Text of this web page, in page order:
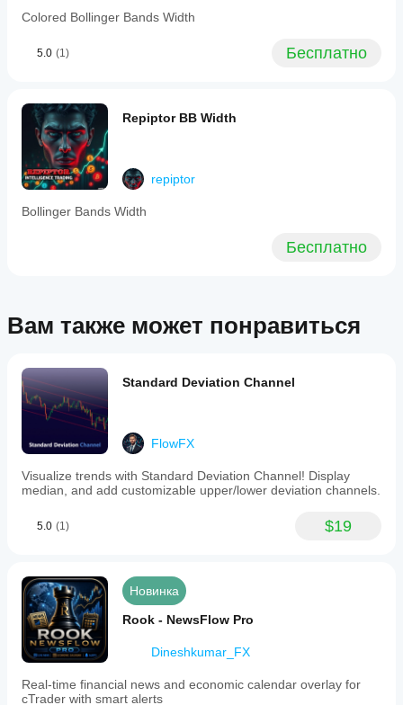
Colored Bollinger Bands Width
5.0 (1) Бесплатно
Repiptor BB Width
repiptor
Bollinger Bands Width
Бесплатно
Вам также может понравиться
Standard Deviation Channel
FlowFX
Visualize trends with Standard Deviation Channel! Display
median, and add customizable upper/lower deviation channels.
5.0 (1) $19
Новинка
Rook - NewsFlow Pro
Dineshkumar_FX
Real-time financial news and economic calendar overlay for
cTrader with smart alerts